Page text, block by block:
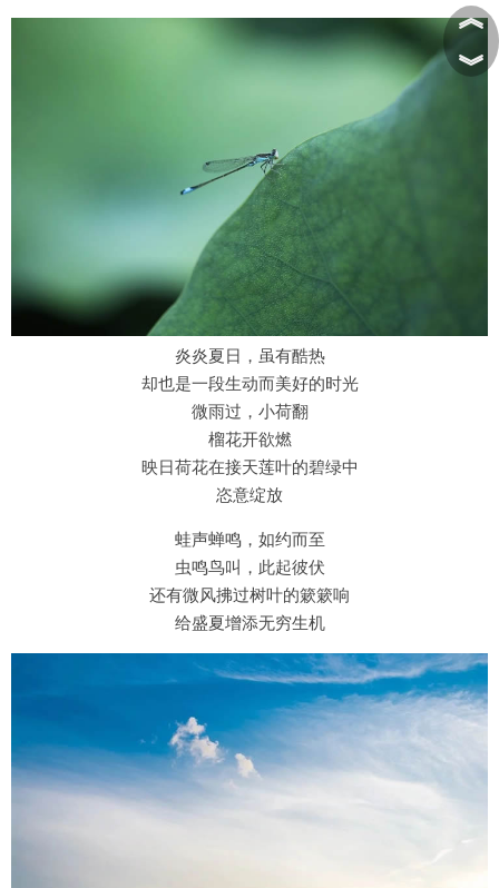
炎炎夏日，虽有酷热
却也是一段生动而美好的时光
微雨过，小荷翻
榴花开欲燃
映日荷花在接天莲叶的碧绿中
恣意绽放
蛙声蝉鸣，如约而至
虫鸣鸟叫，此起彼伏
还有微风拂过树叶的簌簌响
给盛夏增添无穷生机
︽
︾